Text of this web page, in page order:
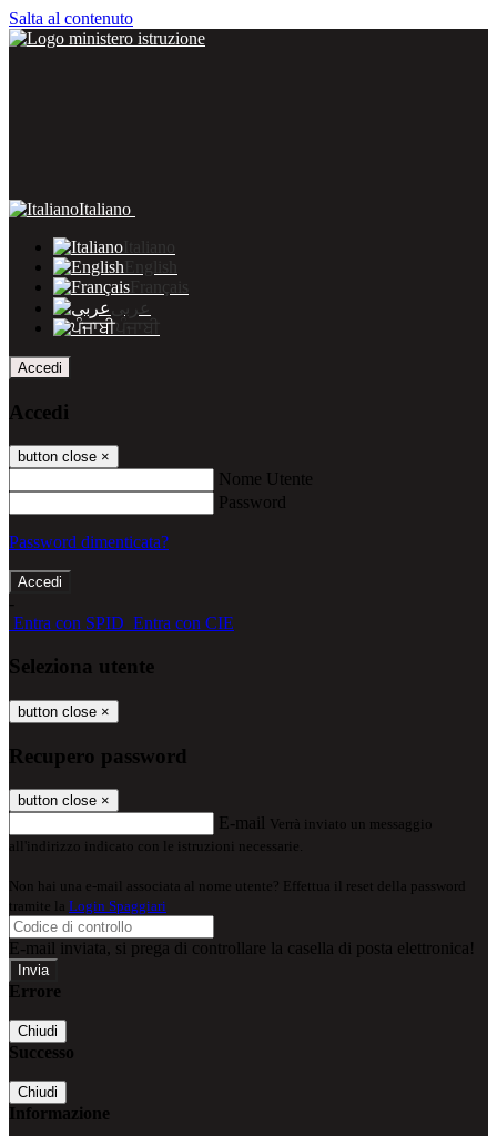
Salta al contenuto
Italiano
Italiano
English
Français
عربى
ਪੰਜਾਬੀ
Accedi
Accedi
button close ×
Nome Utente
Password
Password dimenticata?
-
Entra con SPID Entra con CIE
Seleziona utente
button close ×
Recupero password
button close ×
E-mail Verrà inviato un messaggio
all'indirizzo indicato con le istruzioni necessarie.
Non hai una e-mail associata al nome utente? Effettua il reset della password
tramite la Login Spaggiari
E-mail inviata, si prega di controllare la casella di posta elettronica!
Errore
Chiudi
Successo
Chiudi
Informazione